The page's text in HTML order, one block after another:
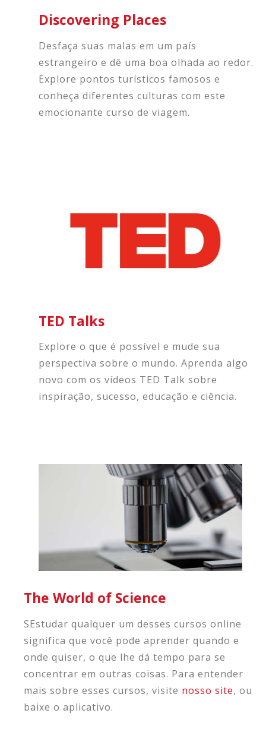
Discovering Places
Desfaça suas malas em um país
estrangeiro e dê uma boa olhada ao redor.
Explore pontos turísticos famosos e
conheça diferentes culturas com este
emocionante curso de viagem.
TED Talks
Explore o que é possível e mude sua
perspectiva sobre o mundo. Aprenda algo
novo com os vídeos TED Talk sobre
inspiração, sucesso, educação e ciência.
The World of Science
SEstudar qualquer um desses cursos online
significa que você pode aprender quando e
onde quiser, o que lhe dá tempo para se
concentrar em outras coisas. Para entender
mais sobre esses cursos, visite nosso site, ou
baixe o aplicativo.